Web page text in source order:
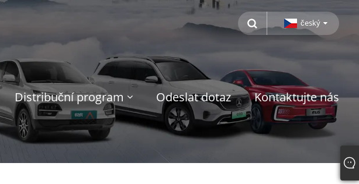
český
Distribuční program Odeslat dotaz Kontaktujte nás